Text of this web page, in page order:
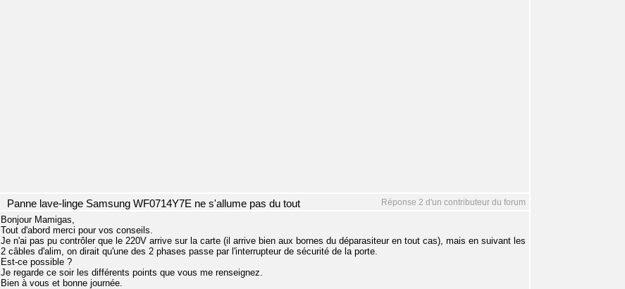
Réponse 2 d'un contributeur du forum
Panne lave-linge Samsung WF0714Y7E ne s'allume pas du tout
Bonjour Mamigas,
Tout d'abord merci pour vos conseils.
Je n'ai pas pu contrôler que le 220V arrive sur la carte (il arrive bien aux bornes du déparasiteur en tout cas), mais en suivant les
2 câbles d'alim, on dirait qu'une des 2 phases passe par l'interrupteur de sécurité de la porte.
Est-ce possible ?
Je regarde ce soir les différents points que vous me renseignez.
Bien à vous et bonne journée.